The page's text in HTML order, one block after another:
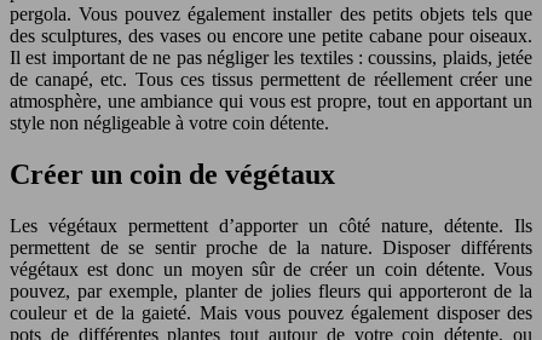
pergola. Vous pouvez également installer des petits objets tels que
des sculptures, des vases ou encore une petite cabane pour oiseaux.
Il est important de ne pas négliger les textiles : coussins, plaids, jetée
de canapé, etc. Tous ces tissus permettent de réellement créer une
atmosphère, une ambiance qui vous est propre, tout en apportant un
style non négligeable à votre coin détente.
Créer un coin de végétaux
Les végétaux permettent d’apporter un côté nature, détente. Ils
permettent de se sentir proche de la nature. Disposer différents
végétaux est donc un moyen sûr de créer un coin détente. Vous
pouvez, par exemple, planter de jolies fleurs qui apporteront de la
couleur et de la gaieté. Mais vous pouvez également disposer des
pots de différentes plantes tout autour de votre coin détente, ou